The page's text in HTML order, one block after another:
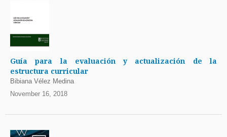
Guía para la evaluación y actualización de la
estructura curricular
Bibiana Vélez Medina
November 16, 2018